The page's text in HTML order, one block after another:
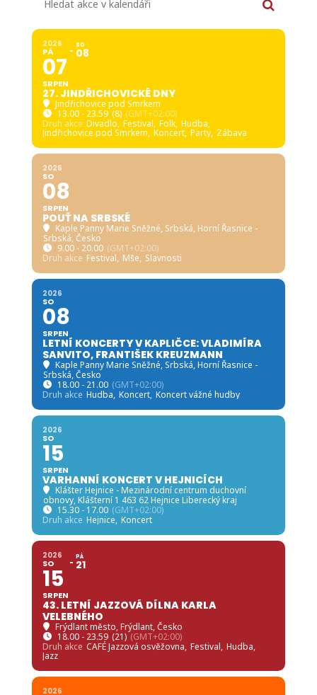
2026
PÁ
07
SRPEN
SO
08
27. JINDŘICHOVICKÉ DNY
Jindřichovice pod Smrkem
13.00 - 23.59 (8) (GMT+02:00)
Druh akce Divadlo, Festival, Folk, Hudba,
Jindřichovice pod Smrkem, Koncert, Party, Zábava
2026
SO
08
SRPEN
POUŤ NA SRBSKÉ
Kaple Panny Marie Sněžné, Srbská, Horní Řasnice -
Srbská, Česko
9.00 - 20.00 (GMT+02:00)
Druh akce Festival, Mše, Slavnosti
2026
SO
08
SRPEN
LETNÍ KONCERTY V KAPLIČCE: VLADIMÍRA
SANVITO, FRANTIŠEK KREUZMANN
Kaple Panny Marie Sněžné, Srbská, Horní Řasnice -
Srbská, Česko
18.00 - 21.00 (GMT+02:00)
Druh akce Hudba, Koncert, Koncert vážné hudby
2026
SO
15
SRPEN
VARHANNÍ KONCERT V HEJNICÍCH
Klášter Hejnice - Mezinárodní centrum duchovní
obnovy, Klášterní 1 463 62 Hejnice Liberecký kraj
15.30 - 17.00 (GMT+02:00)
Druh akce Hejnice, Koncert
2026
SO
15
SRPEN
PÁ
21
43. LETNÍ JAZZOVÁ DÍLNA KARLA
VELEBNÉHO
Frýdlant město, Frýdlant, Česko
18.00 - 23.59 (21) (GMT+02:00)
Druh akce CAFÉ Jazzová osvěžovna, Festival, Hudba,
Jazz
2026